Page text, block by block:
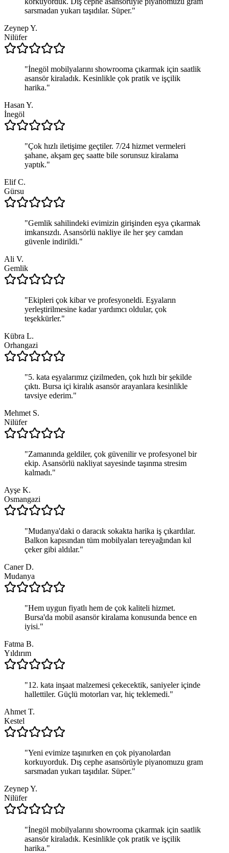
sarsmadan yukarı taşıdılar. Süper."
Zeynep Y.
Nilüfer
"İnegöl mobilyalarını showrooma çıkarmak için saatlik
asansör kiraladık. Kesinlikle çok pratik ve işçilik
harika."
Hasan Y.
İnegöl
"Çok hızlı iletişime geçtiler. 7/24 hizmet vermeleri
şahane, akşam geç saatte bile sorunsuz kiralama
yaptık."
Elif C.
Gürsu
"Gemlik sahilindeki evimizin girişinden eşya çıkarmak
imkansızdı. Asansörlü nakliye ile her şey camdan
güvenle indirildi."
Ali V.
Gemlik
"Ekipleri çok kibar ve profesyoneldi. Eşyaların
yerleştirilmesine kadar yardımcı oldular, çok
teşekkürler."
Kübra L.
Orhangazi
"5. kata eşyalarımız çizilmeden, çok hızlı bir şekilde
çıktı. Bursa içi kiralık asansör arayanlara kesinlikle
tavsiye ederim."
Mehmet S.
Nilüfer
"Zamanında geldiler, çok güvenilir ve profesyonel bir
ekip. Asansörlü nakliyat sayesinde taşınma stresim
kalmadı."
Ayşe K.
Osmangazi
"Mudanya'daki o daracık sokakta harika iş çıkardılar.
Balkon kapısından tüm mobilyaları tereyağından kıl
çeker gibi aldılar."
Caner D.
Mudanya
"Hem uygun fiyatlı hem de çok kaliteli hizmet.
Bursa'da mobil asansör kiralama konusunda bence en
iyisi."
Fatma B.
Yıldırım
"12. kata inşaat malzemesi çekecektik, saniyeler içinde
hallettiler. Güçlü motorları var, hiç teklemedi."
Ahmet T.
Kestel
"Yeni evimize taşınırken en çok piyanolardan
korkuyorduk. Dış cephe asansörüyle piyanomuzu gram
sarsmadan yukarı taşıdılar. Süper."
Zeynep Y.
Nilüfer
"İnegöl mobilyalarını showrooma çıkarmak için saatlik
asansör kiraladık. Kesinlikle çok pratik ve işçilik
harika."